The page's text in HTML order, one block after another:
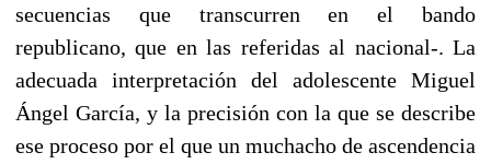
secuencias que transcurren en el bando
republicano, que en las referidas al nacional-. La
adecuada interpretación del adolescente Miguel
Ángel García, y la precisión con la que se describe
ese proceso por el que un muchacho de ascendencia